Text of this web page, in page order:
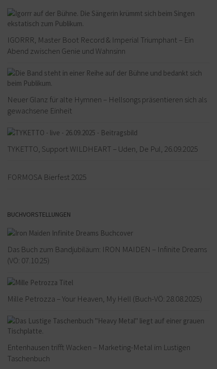
IGORRR, Master Boot Record & Imperial Triumphant – Ein
Abend zwischen Genie und Wahnsinn
Neuer Glanz für alte Hymnen – Hellsongs präsentieren sich als
gewachsene Einheit
TYKETTO, Support WILDHEART – Uden, De Pul, 26.09.2025
FORMOSA Bierfest 2025
BUCHVORSTELLUNGEN
Das Buch zum Bandjubiläum: IRON MAIDEN – Infinite Dreams
(VÖ: 07.10.25)
Mille Petrozza – Your Heaven, My Hell (Buch-VÖ: 28.08.2025)
Entenhausen trifft Wacken – Marketing-Metal im Lustigen
Taschenbuch